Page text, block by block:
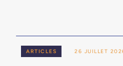
26 JUILLET
ARTICLES